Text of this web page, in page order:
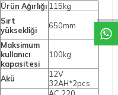
Ürün Ağırlığı 115kg
Sırt
yüksekliği
650mm
Maksimum
kullanıcı
kapasitesi
100kg
Akü
12V
32AH*2pcs